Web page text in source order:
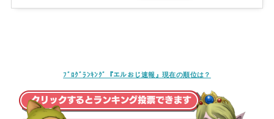
ﾌﾞﾛｸﾞﾗﾝｷﾝｸﾞ『エルおじ速報』現在の順位は？